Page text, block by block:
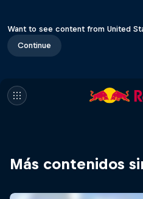
Want to see content from United
Continue
Más contenidos